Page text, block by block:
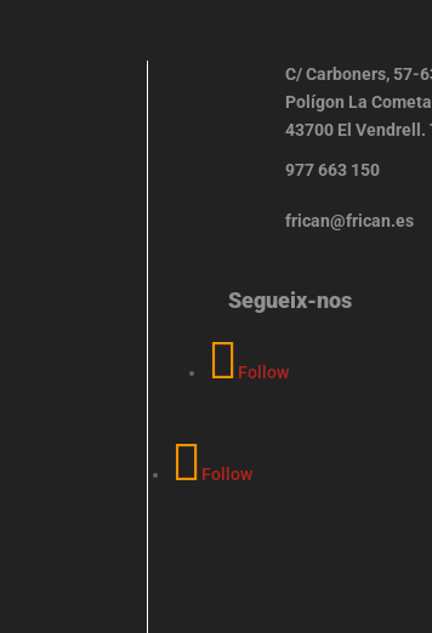
C/ Carboners, 57-
Polígon La Cometa
43700 El Vendrell.
977 663 150
frican@frican.es
Segueix-nos
Follow
Follow